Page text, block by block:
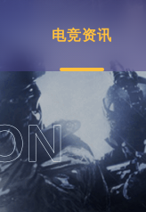
电竞资讯